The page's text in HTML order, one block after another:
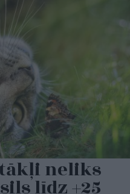
neliks
līdz +25